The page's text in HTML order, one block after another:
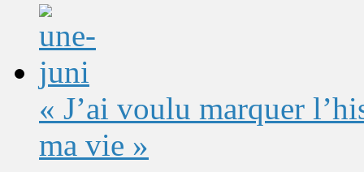
« J’ai voulu marquer
ma vie »